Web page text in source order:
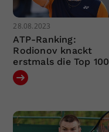
28.08.2023
ATP-Ranking:
Rodionov knackt
erstmals die Top 100